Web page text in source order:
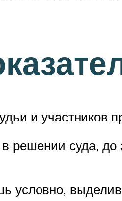
и участников
решении суда,
условно,